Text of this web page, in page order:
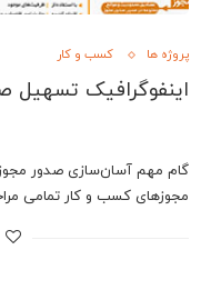
پروژه ها کسب و کار
اینفوگرافیک تسهیل
گام مهم آسان‌سازی صدور
مجوزهای کسب و کار تمامی